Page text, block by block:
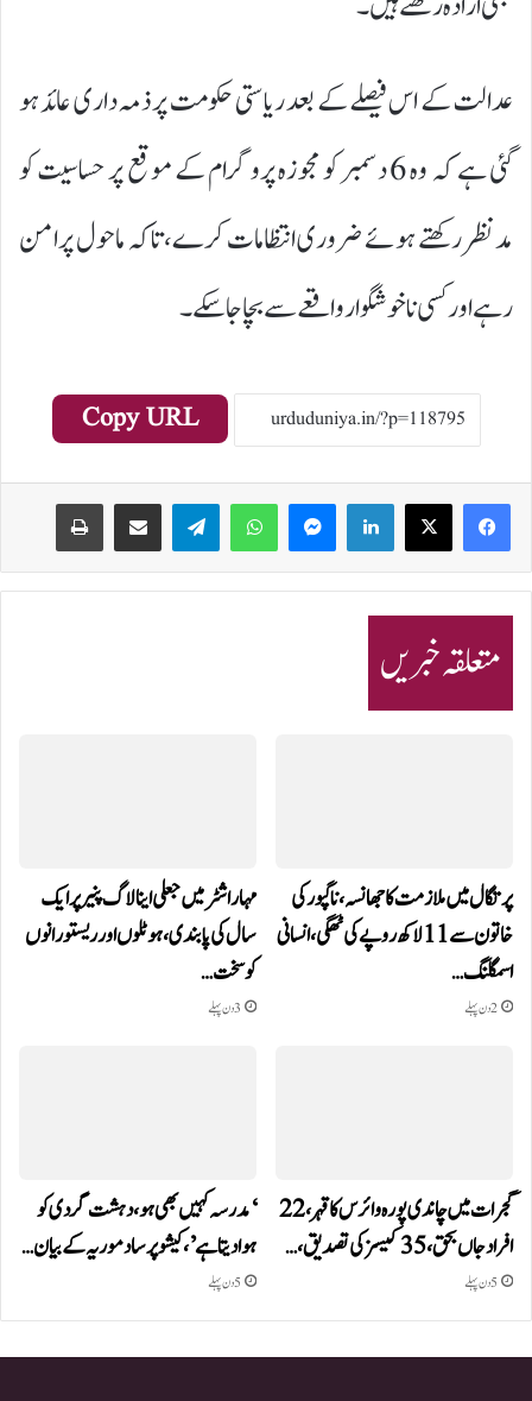
عدالت کے اس فیصلے کے بعد ریاستی حکومت پر ذمہ داری عائد ہو
گئی ہے کہ وہ 6 دسمبر کو مجوزہ پروگرام کے موقع پر حساسیت کو
مدنظر رکھتے ہوئے ضروری انتظامات کرے، تاکہ ماحول پرامن
رہے اور کسی ناخوشگوار واقعے سے بچا جا سکے۔
Copy URL
LinkedIn
WhatsApp
Telegram
متعلقہ خبریں
پرتگال میں ملازمت کا جھانسہ،ناگپور کی
خاتون سے 11 لاکھ روپے کی ٹھگی، انسانی
اسمگلنگ…
2 دن پہلے
مہاراشٹر میں جعلی اینالاگ پنیر پر ایک
سال کی پابندی، ہوٹلوں اور ریستورانوں
کو سخت…
3 دن پہلے
گجرات میں چاندی پورہ وائرس کا قہر، 22
افراد جاں بحق، 35 کیسز کی تصدیق،…
5 دن پہلے
‘مدرسہ کہیں بھی ہو، دہشت گردی کو
ہوا دیتا ہے’، کیشو پرساد موریہ کے بیان…
5 دن پہلے